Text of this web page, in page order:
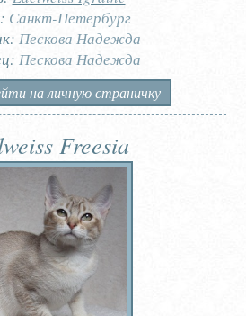
Санкт-Петербург
Пескова Надежда
Пескова Надежда
на личную страничку
Freesia